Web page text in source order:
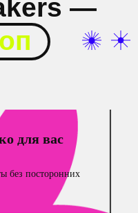
для вас
без посторонних